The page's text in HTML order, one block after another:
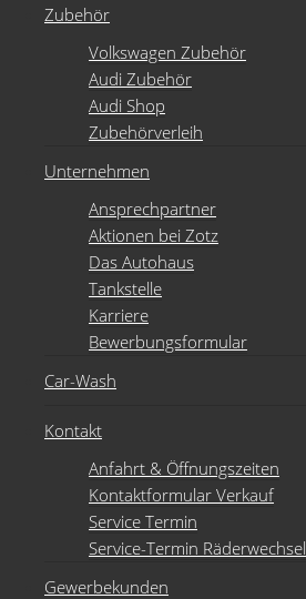
Zubehör
Volkswagen Zubehör
Audi Zubehör
Audi Shop
Zubehörverleih
Unternehmen
Ansprechpartner
Aktionen bei Zotz
Das Autohaus
Tankstelle
Karriere
Bewerbungsformular
Car-Wash
Kontakt
Anfahrt & Öffnungszeiten
Kontaktformular Verkauf
Service Termin
Service-Termin Räderwechsel
Gewerbekunden